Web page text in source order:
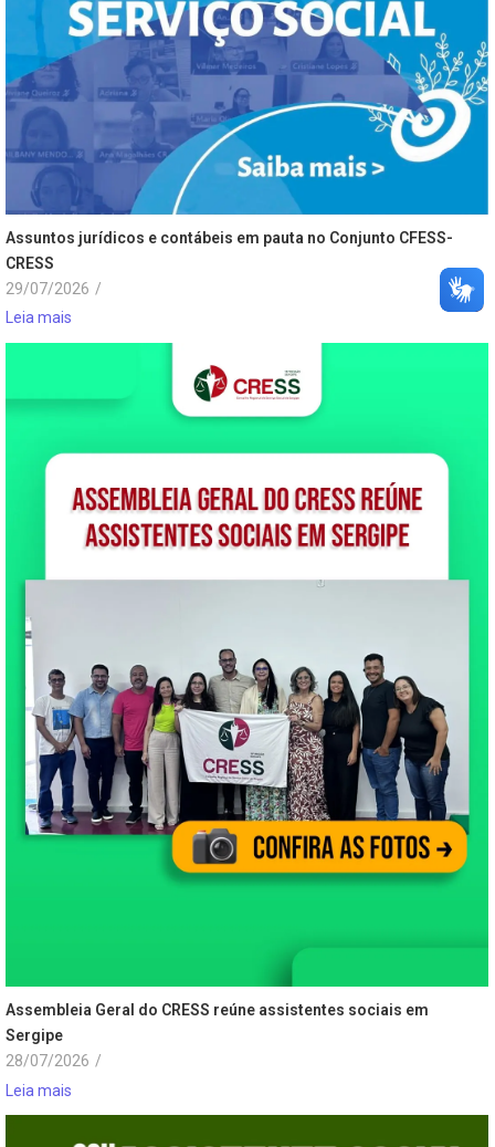
Assuntos jurídicos e contábeis em pauta no Conjunto CFESS-
CRESS
29/07/2026 /
Leia mais
Assembleia Geral do CRESS reúne assistentes sociais em
Sergipe
28/07/2026 /
Leia mais